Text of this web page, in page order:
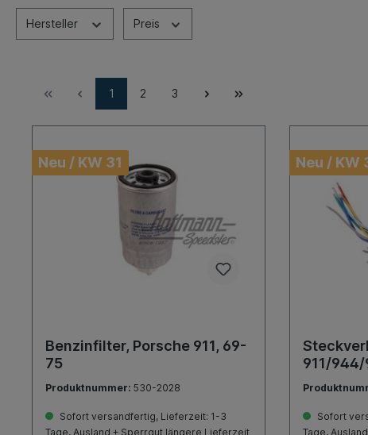
Hersteller Preis
1 2 3
Neu / KW 31
Benzinfilter, Porsche 911, 69-
75
Produktnummer: 530-2028
Sofort versandfertig, Lieferzeit: 1-3
Tage, Ausland + Sperrgut längere Lieferzeit
Neu / KW
911/
Sofort
Tage,